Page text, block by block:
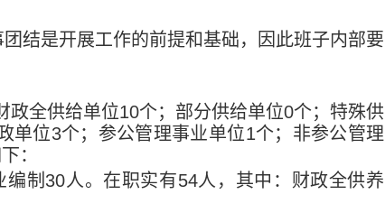
结是开展工作的前提和基础，因此班子内部要
政全供给单位10个；部分供给单位0个；特殊供
单位3个；参公管理事业单位1个；非参公管理
：
编制 30人。在职实有54人，其中：财政全供养